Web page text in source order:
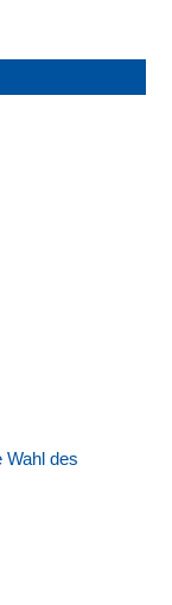
Wahl des